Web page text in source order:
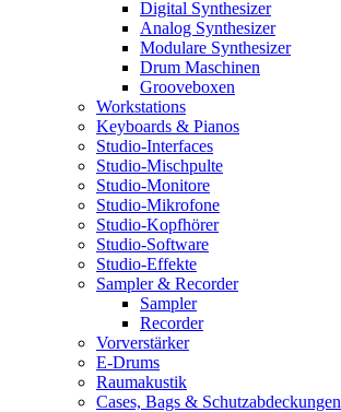
Digital Synthesizer
Analog Synthesizer
Modulare Synthesizer
Drum Maschinen
Grooveboxen
Workstations
Keyboards & Pianos
Studio-Interfaces
Studio-Mischpulte
Studio-Monitore
Studio-Mikrofone
Studio-Kopfhörer
Studio-Software
Studio-Effekte
Sampler & Recorder
Sampler
Recorder
Vorverstärker
E-Drums
Raumakustik
Cases, Bags & Schutzabdeckungen